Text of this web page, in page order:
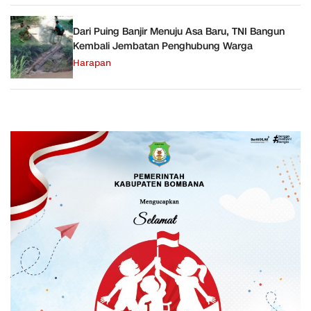
Dari Puing Banjir Menuju Asa Baru, TNI Bangun
Kembali Jembatan Penghubung Warga
Harapan